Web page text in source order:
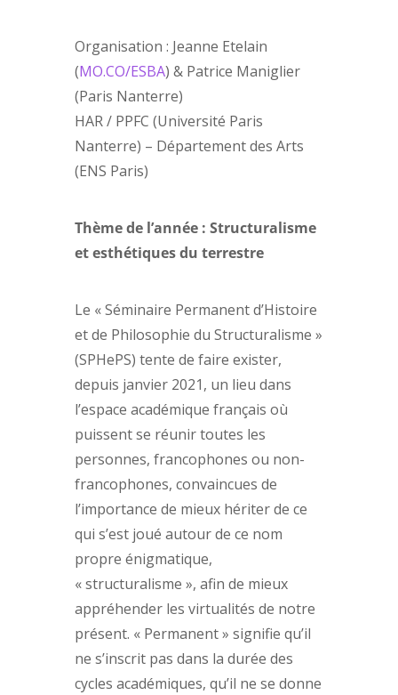
Organisation : Jeanne Etelain
(MO.CO/ESBA) & Patrice Maniglier
(Paris Nanterre)
HAR / PPFC (Université Paris
Nanterre) – Département des Arts
(ENS Paris)
Thème de l’année : Structuralisme
et esthétiques du terrestre
Le « Séminaire Permanent d’Histoire
et de Philosophie du Structuralisme »
(SPHePS) tente de faire exister,
depuis janvier 2021, un lieu dans
l’espace académique français où
puissent se réunir toutes les
personnes, francophones ou non-
francophones, convaincues de
l’importance de mieux hériter de ce
qui s’est joué autour de ce nom
propre énigmatique,
« structuralisme », afin de mieux
appréhender les virtualités de notre
présent. « Permanent » signifie qu’il
ne s’inscrit pas dans la durée des
cycles académiques, qu’il ne se donne